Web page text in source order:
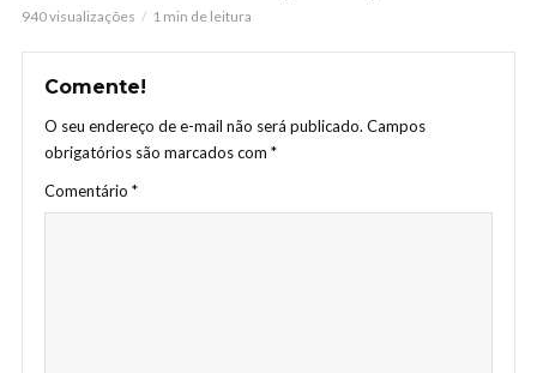
940 visualizações 1 min de leitura
Comente!
O seu endereço de e-mail não será publicado. Campos
obrigatórios são marcados com *
Comentário *